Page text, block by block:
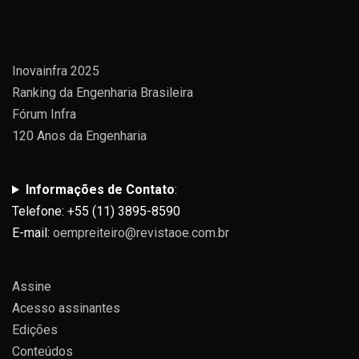
Inovainfra 2025
Ranking da Engenharia Brasileira
Fórum Infra
120 Anos da Engenharia
Informações de Contato:
Telefone: +55 (11) 3895-8590
E-mail: oempreiteiro@revistaoe.com.br
Assine
Acesso assinantes
Edições
Conteúdos